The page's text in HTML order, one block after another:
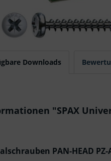
Downloads
"SPAX
PAN-HEAD